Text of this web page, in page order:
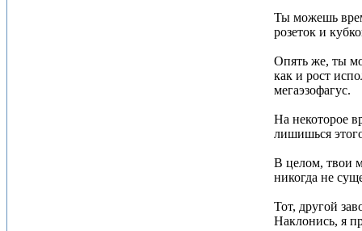
Ты можешь
розеток и
Опять же, ты
как и рост
мегаэзофагус.
На некоторое
лишишься
В целом, твои
никогда не
Тот, другой
Наклонись, я